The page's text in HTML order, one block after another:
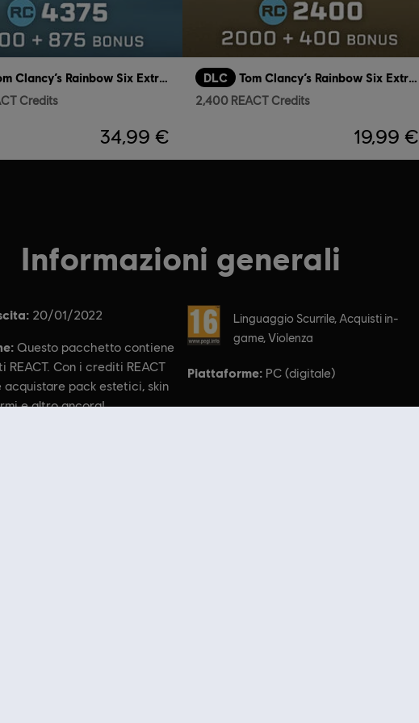
Tom Clancy’s Rainbow Six Extraction
Credits
34,99 €
DLC Tom Clancy’s Rainbow Six Extraction
2,400 REACT Credits
19,99 €
Informazioni generali
20/01/2022
Questo pacchetto contiene
Con i crediti REACT
acquistare pack estetici, skin
e altro ancora!
Rating :
Linguaggio Scurrile, Acquisti in-
game, Violenza
Piattaforme: PC (digitale)